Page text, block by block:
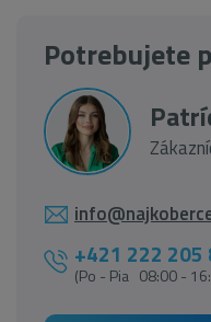
Potrebujete
+421 222 205
(Po - Pia 08:00 -